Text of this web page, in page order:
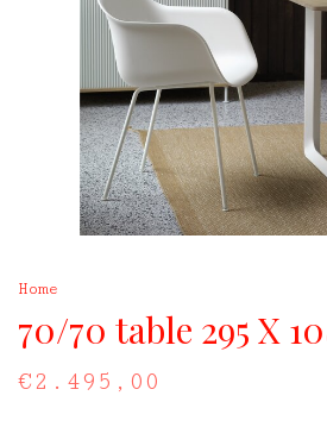
Home
70/70 table 295 X
€2.495,00